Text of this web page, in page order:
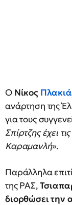
ΟΝίκος
ανάρτηση της
για τους
Σπίρτζης έχει
Καραμανλή».
Παράλληλα
της ΡΑΣ,
διορθώσει την